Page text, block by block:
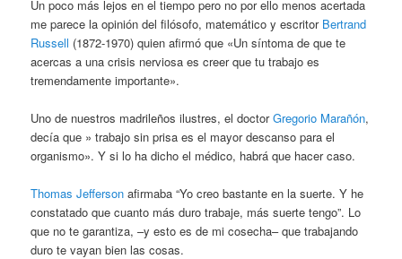
Un poco más lejos en el tiempo pero no por ello menos acertada
me parece la opinión del filósofo, matemático y escritor Bertrand
Russell (1872-1970) quien afirmó que «Un síntoma de que te
acercas a una crisis nerviosa es creer que tu trabajo es
tremendamente importante».
Uno de nuestros madrileños ilustres, el doctorGregorio Marañón,
decía que » trabajo sin prisa es el mayor descanso para el
organismo». Y si lo ha dicho el médico, habrá que hacer caso.
Thomas Jefferson afirmaba “Yo creo bastante en la suerte. Y he
constatado que cuanto más duro trabaje, más suerte tengo”. Lo
que no te garantiza, –y esto es de mi cosecha– que trabajando
duro te vayan bien las cosas.